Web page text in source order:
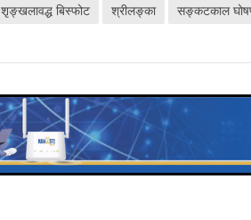
शृङ्खलावद्ध बिस्फोट श्रीलङ्का सङ्कटकाल